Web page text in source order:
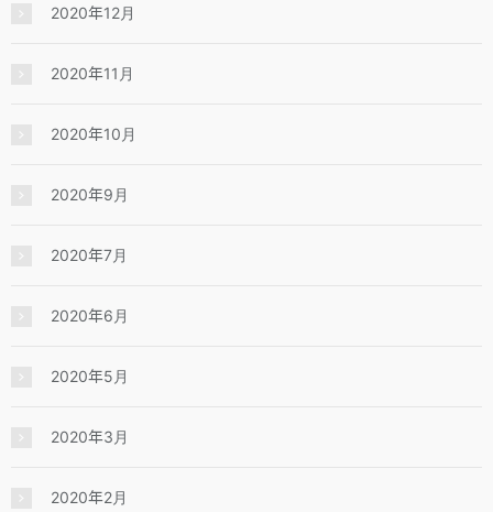
2020年12月
2020年11月
2020年10月
2020年9月
2020年7月
2020年6月
2020年5月
2020年3月
2020年2月